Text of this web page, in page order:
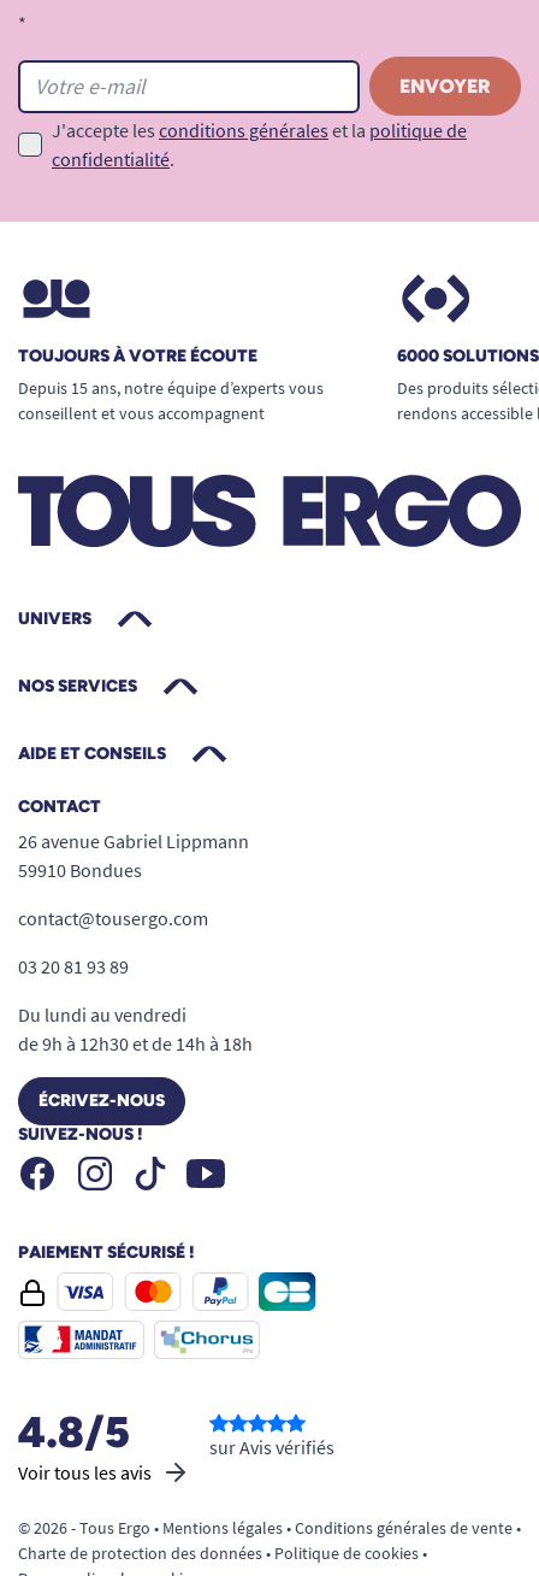
Un voile respirant pour limiter l’humidité
Le revêtement extérieur respirant laisse circuler
l’air et réduit la macération. Il aide à préserver la
peau lors d’un port prolongé.
Un toucher doux agréable à porter
offre une sensation
textile douce, proche d’un sous-vêtement
classique. Il améliore le confort au quotidien.
l’utilisateur.
slip absorbant Pants Maxi Lille XL
fuites urinaires importantes.
Absorption rapide pour un effet garde au
Protection renforcée pendant plusieurs
heures
Bonne rétention sans surépaisseur visible
Adapté à un usage de jour comme de nuit
GUIDE DES TAILLES :
Taille S
Taille L
Taille XL
120 à 160 cm
Pourquoi choisir le Slip absorbant
Choisir le slip absorbant Pants Maxi Lille XL
c’est opter pour une solution simple, discrète et
Enfilage facile comme un sous-vêtement
*
J'accepte les conditions générales et la politique de
confidentialité.
TOUJOURS À VOTRE ÉCOUTE
Depuis 15 ans, notre équipe d’experts vous
conseillent et vous accompagnent
6000
Des produits
rendons
UNIVERS
NOS SERVICES
AIDE ET CONSEILS
CONTACT
26 avenue Gabriel Lippmann
59910 Bondues
contact@tousergo.com
03 20 81 93 89
Du lundi au vendredi
de 9h à 12h30 et de 14h à 18h
ÉCRIVEZ-NOUS
SUIVEZ-NOUS !
FacebookInstagramTiktok Youtube
PAIEMENT SÉCURISÉ !
4.8/5
Voir tous les avis
sur Avis vérifiés
© 2026 - Tous Ergo • Mentions légales•Conditions générales de vente•
Charte de protection des données• Politique de cookies•